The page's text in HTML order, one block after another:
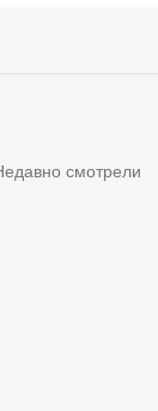
смотрели